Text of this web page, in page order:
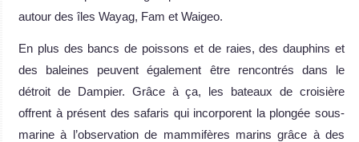
autour des îles Wayag, Fam et Waigeo.
En plus des bancs de poissons et de raies, des dauphins et
des baleines peuvent également être rencontrés dans le
détroit de Dampier. Grâce à ça, les bateaux de croisière
offrent à présent des safaris qui incorporent la plongée sous-
marine à l’observation de mammifères marins grâce à des